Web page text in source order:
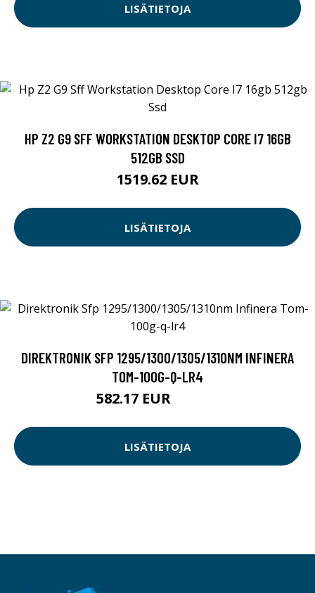
LISÄTIETOJA
HP Z2 G9 SFF WORKSTATION DESKTOP CORE I7 16GB
512GB SSD
1519.62 EUR
LISÄTIETOJA
DIREKTRONIK SFP 1295/1300/1305/1310NM INFINERA
TOM-100G-Q-LR4
582.17 EUR
LISÄTIETOJA